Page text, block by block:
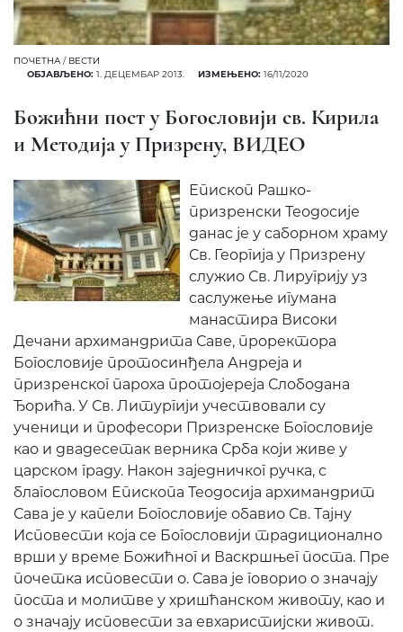
ПОЧЕТНА / ВЕСТИ
ОБЈАВЉЕНО: 1. ДЕЦЕМБАР 2013. ИЗМЕЊЕНО: 16/11/2020
Божићни пост у Богословији св. Кирила
и Методија у Призрену, ВИДЕО
Епископ Рашко-
призренски Теодосије
данас је у саборном храму
Св. Георгија у Призрену
служио Св. Лиругрију уз
саслужење игумана
манастира Високи
Дечани архимандрита Саве, проректора
Богословије протосинђела Андреја и
призренског пароха протојереја Слободана
Ђорића. У Св. Литургији учествовали су
ученици и професори Призренске Богословије
као и двадесетак верника Срба који живе у
царском граду. Након заједничког ручка, с
благословом Епископа Теодосија архимандрит
Сава је у капели Богословије обавио Св. Тајну
Исповести која се Богословији традиционално
врши у време Божићног и Васкршњег поста. Пре
почетка исповести о. Сава је говорио о значају
поста и молитве у хришћанском животу, као и
о значају исповести за евхаристијски живот.